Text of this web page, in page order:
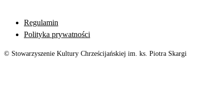
Regulamin
Polityka prywatności
© Stowarzyszenie Kultury Chrześcijańskiej im. ks. Piotra Skargi